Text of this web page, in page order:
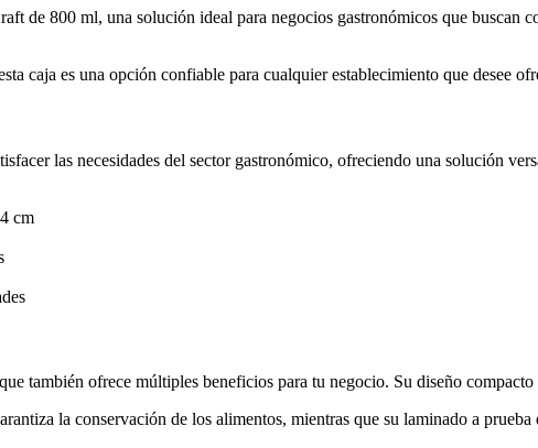
de 800 ml, una solución ideal para negocios gastronómicos que buscan
caja es una opción confiable para cualquier establecimiento que desee
las necesidades del sector gastronómico, ofreciendo una solución
cm
también ofrece múltiples beneficios para tu negocio. Su diseño
la conservación de los alimentos, mientras que su laminado a